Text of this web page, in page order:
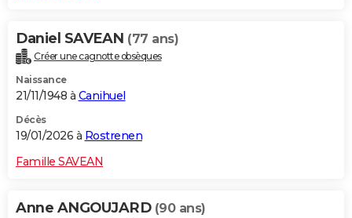
Daniel SAVEAN (77 ans)
Créer une cagnotte obsèques
Naissance
21/11/1948 à Canihuel
Décès
19/01/2026 à Rostrenen
Famille SAVEAN
Anne ANGOUJARD (90 ans)